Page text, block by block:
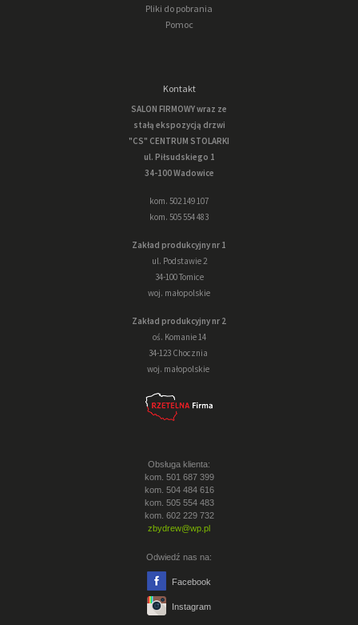
Pliki do pobrania
Pomoc
Kontakt
SALON FIRMOWY wraz ze
stałą ekspozycją drzwi
"CS" CENTRUM STOLARKI
ul. Piłsudskiego 1
34-100 Wadowice
kom. 502 149 107
kom. 505 554 483
Zakład produkcyjny nr 1
ul. Podstawie 2
34-100 Tomice
woj. małopolskie
Zakład produkcyjny nr 2
oś. Komanie 14
34-123 Chocznia
woj. małopolskie
Obsługa klienta:
kom. 501 687 399
kom. 504 484 616
kom. 505 554 483
kom. 602 229 732
zbydrew@wp.pl
Odwiedź nas na:
Facebook
Instagram